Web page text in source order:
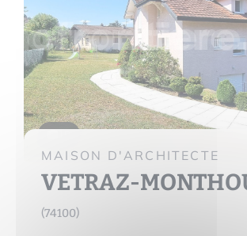
MAISON D'ARCHITECTE
VETRAZ-
(74100)